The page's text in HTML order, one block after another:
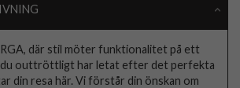
där stil möter funktionalitet på ett
du outtröttligt har letat efter det perfekta
din resa här. Vi förstår din önskan om